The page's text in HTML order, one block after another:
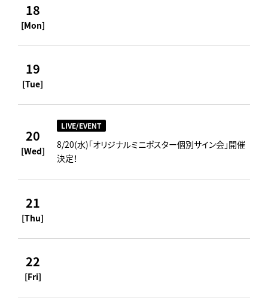
18
[Mon]
19
[Tue]
20
[Wed]
LIVE/EVENT
8/20(水)「オリジナルミニポスター個別サイン会」開催
決定！
21
[Thu]
22
[Fri]